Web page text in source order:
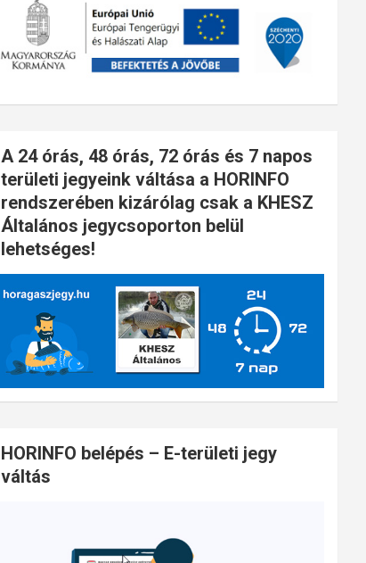
A 24 órás, 48 órás, 72 órás és 7 napos
területi jegyeink váltása a HORINFO
rendszerében kizárólag csak a KHESZ
Általános jegycsoporton belül
lehetséges!
HORINFO belépés – E-területi jegy
váltás